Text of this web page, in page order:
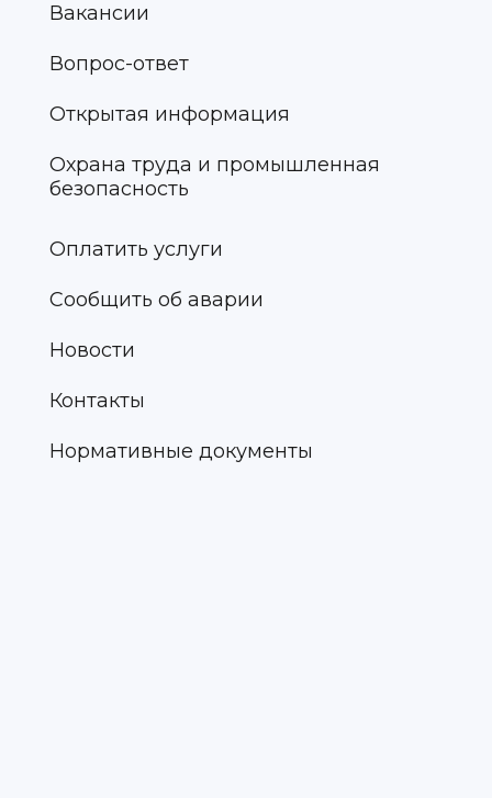
Вакансии
Вопрос-ответ
Открытая информация
Охрана труда и промышленная
безопасность
Оплатить услуги
Сообщить об аварии
Новости
Контакты
Нормативные документы